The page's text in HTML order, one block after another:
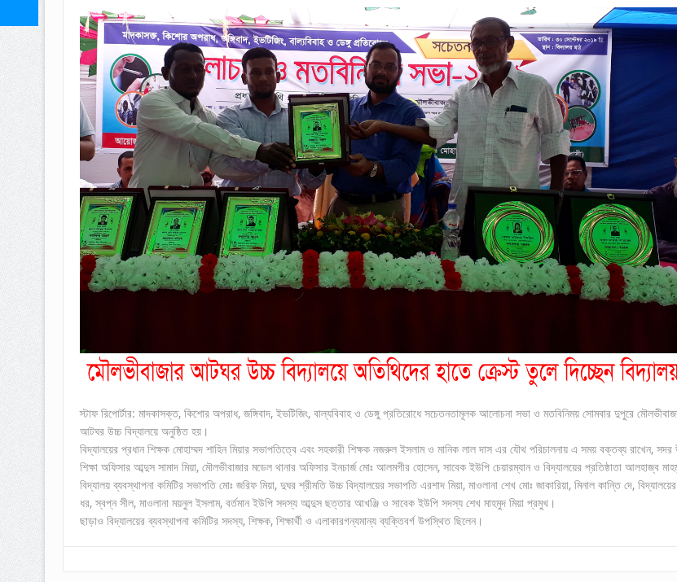
স্টাফ রিপোর্টার: মাদকাসক্ত, কিশোর অপরাধ, জঙ্গিবাদ, ইভটিজিং, বাল্যবিবাহ ও ডেঙ্গু প্রতিরোধে সচেতনতামূলক আলোচনা সভা ও মতবিনিময় সোমবার দুপুরে
আটঘর উচ্চ বিদ্যালয়ে অনুষ্ঠিত হয়।
বিদ্যালয়ের প্রধান শিক্ষক মোহাম্মদ শাহিন মিয়ার সভাপতিত্বে এবং সহকারী শিক্ষক নজরুল ইসলাম ও মানিক লাল দাস এর যৌথ পরিচালনায় এ সময় বক্তব্য রাখেন, সদর
শিক্ষা অফিসার আব্দুস সামাদ মিয়া, মৌলভীবাজার মডেল থানার অফিসার ইনচার্জ মোঃ আলমগীর হোসেন, সাবেক ইউপি চেয়ারম্যান ও বিদ্যালয়ের প্রতিষ্ঠাতা আলহাজ্ব
বিদ্যালয় ব্যবস্থাপনা কমিটির সভাপতি মোঃ জরিফ মিয়া, দুঘর শ্রীমতি উচ্চ বিদ্যালয়ের সভাপতি এরশাদ মিয়া, মাওলানা শেখ মোঃ জাকারিয়া, মিনাল কান্তি দে, বিদ্যালয়ের
ধর, স্বপ্ন সীল, মাওলানা ময়নুল ইসলাম, বর্তমান ইউপি সদস্য আব্দুস ছত্তার আখঞ্জি ও সাবেক ইউপি সদস্য শেখ মাহমুদ মিয়া প্রমুখ।
ছাড়াও বিদ্যালয়ের ব্যবস্থাপনা কমিটির সদস্য, শিক্ষক, শিক্ষার্থী ও এলাকারগন্যমান্য ব্যক্তিবর্গ উপস্থিত ছিলেন।